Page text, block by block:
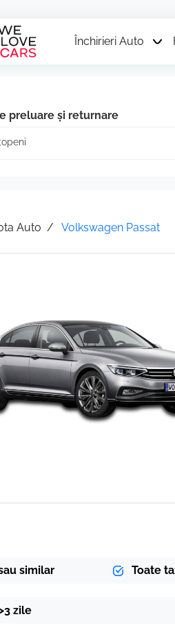
Închirieri Auto
preluare și returnare
Auto Volkswagen Passat
similar Toate
zile